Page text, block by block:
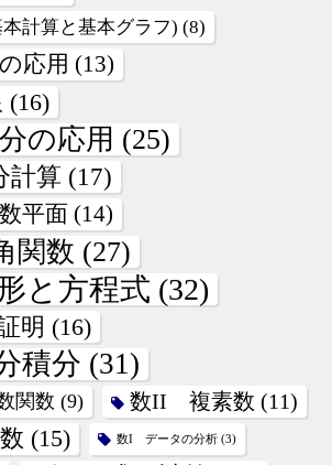
計算と基本グラフ) (8)
応用 (13)
(16)
の応用 (25)
算 (17)
平面 (14)
関数 (27)
と方程式 (32)
明 (16)
積分 (31)
関数 (9) 数II 複素数 (11)
(15) 数I データの分析 (3)